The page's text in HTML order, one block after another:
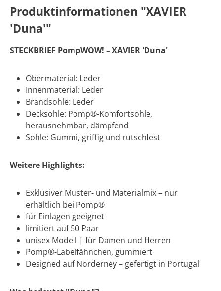
Produktinformationen "XAVIER
'Duna'"
STECKBRIEF PompWOW! – XAVIER 'Duna'
Obermaterial: Leder
Innenmaterial: Leder
Brandsohle: Leder
Decksohle: Pomp®-Komfortsohle,
herausnehmbar, dämpfend
Sohle: Gummi, griffig und rutschfest
Weitere Highlights:
Exklusiver Muster- und Materialmix – nur
erhältlich bei Pomp®
für Einlagen geeignet
limitiert auf 50 Paar
unisex Modell | für Damen und Herren
Pomp®-Labelfähnchen, gummiert
Designed auf Norderney – gefertigt in Portugal